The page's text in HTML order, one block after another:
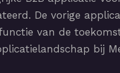
De vorige
van de
bij